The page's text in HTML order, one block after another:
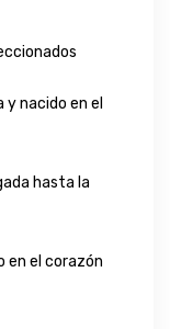
nacido en el
hasta la
en el corazón